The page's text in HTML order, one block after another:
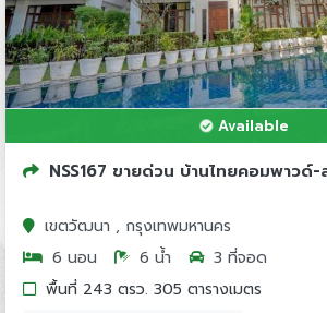
Available
NSS167 ขายด่วน บ้านไทยคอมพาวด์
เขตวัฒนา , กรุงเทพมหานคร
6 นอน
6 น้ำ
3 ที่จอด
พื้นที่ 243 ตรว. 305 ตารางเมตร